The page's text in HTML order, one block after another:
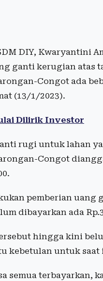
DIY, Kwaryantini
ganti kerugian atas
Congot ada
(13/1/2023).
Dilirik Investor
rugi untuk lahan
Congot
pemberian uang
dibayarkan ada
hingga kini
kebetulan untuk saat
semua terbayarkan,